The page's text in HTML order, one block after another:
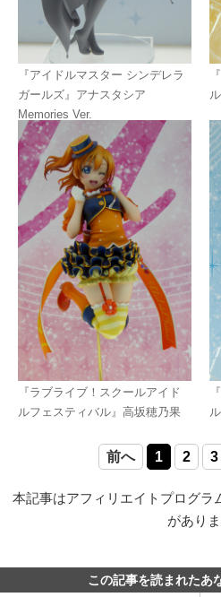
『アイドルマスター シンデレラ
ガールズ』アナスタシア
Memories Ver.
『ラブライブ！スクールアイド
ルフェスティバル』高坂穂乃果
前へ 1 2 3
本記事はアフィリエイトプログラ
があり
この記事を読まれたあ